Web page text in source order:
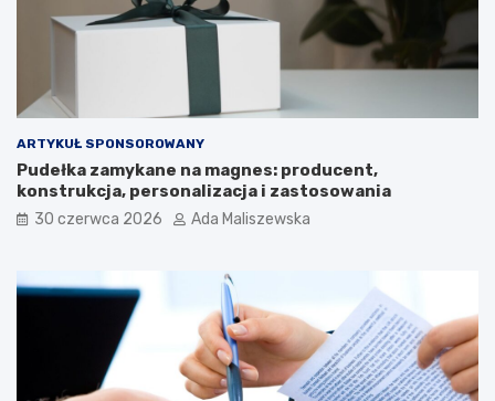
ARTYKUŁ SPONSOROWANY
Pudełka zamykane na magnes: producent,
konstrukcja, personalizacja i zastosowania
30 czerwca 2026 Ada Maliszewska